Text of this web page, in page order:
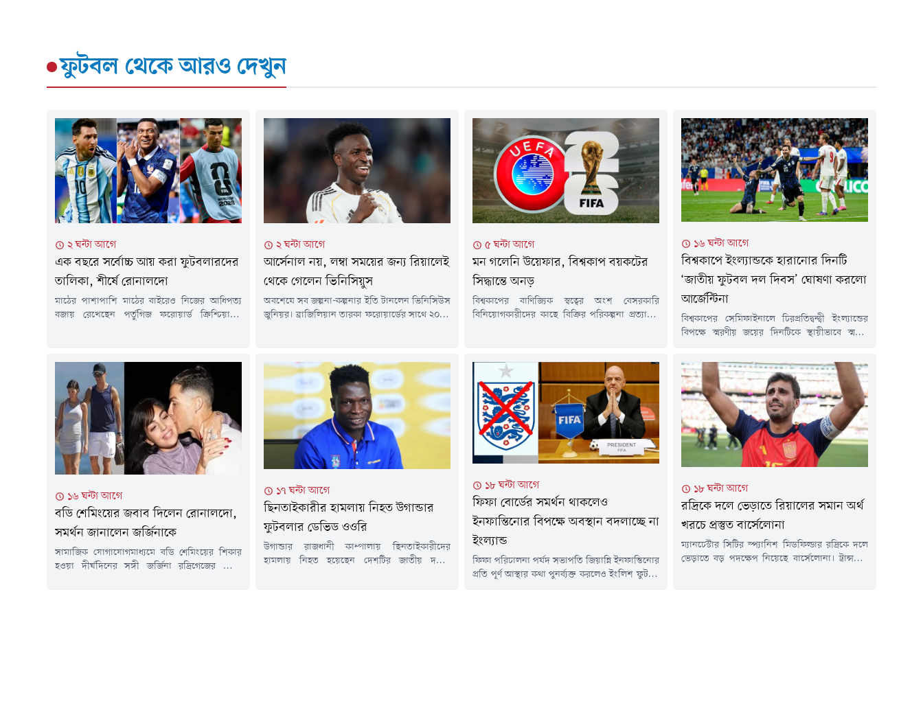
ফুটবল থেকে আরও দেখুন
২ ঘন্টা আগে
এক বছরে সর্বোচ্চ আয় করা ফুটবলারদের
তালিকা, শীর্ষে রোনালদো
মাঠের পাশাপাশি মাঠের বাইরেও নিজের আধিপত্য
বজায় রেখেছেন পর্তুগিজ ফরোয়ার্ড ক্রিশ্চিয়ানো
রয়েছেন। শেষ ১২ মাসে তাঁর আনুমানিক আয় ৩০
কোটি মার্কিন ডলার (বাংলাদেশি মুদ্রায় প্রায় ৩,৭১০
কোটি টাকা)। এর মধ্যে মাঠের বেতন ও...
২ ঘন্টা আগে
আর্সেনাল নয়, লম্বা সময়ের জন্য রিয়ালেই
থেকে গেলেন ভিনিসিয়ুস
অবশেষে সব জল্পনা-কল্পনার ইতি টানলেন ভিনিসিউস
জুনিয়র। ব্রাজিলিয়ান তারকা ফরোয়ার্ডের সাথে ২০৩২
স্প্যানিশ ক্লাবটি।চুক্তি নবায়নের ঘোষণা আসে একদিন
আগে ভিনিসিউসের প্রতিনিধিদের সাথে রিয়াল
কর্মকর্তাদের গুরুত্বপূর্ণ বৈঠকের পর। ওই বৈঠকে ক্লাব...
৫ ঘন্টা আগে
মন গলেনি উয়েফার, বিশ্বকাপ বয়কটের
সিদ্ধান্তে অনড়
বিশ্বকাপের বাণিজ্যিক স্বত্বের অংশ বেসরকারি
বিনিয়োগকারীদের কাছে বিক্রির পরিকল্পনা প্রত্যাহার
সিদ্ধান্ত এখনো বহাল রেখেছে ইউরোপীয় ফুটবলের
নিয়ন্ত্রক সংস্থাটি।বৃহস্পতিবার উয়েফা জানিয়েছে,
বয়কট প্রত্যাহারের জন্য তাদের দেওয়া শর্তগুলো পূরণ
হয়নি। একই সাথে ইনফান্তিনোর নেতৃত্বের ওপর...
১৬ ঘন্টা আগে
বিশ্বকাপে ইংল্যান্ডকে হারানোর দিনটি
‘জাতীয় ফুটবল দল দিবস’ ঘোষণা করলো
আর্জেন্টিনা
বিশ্বকাপের সেমিফাইনালে চিরপ্রতিদ্বন্দ্বী ইংল্যান্ডের
বিপক্ষে স্মরণীয় জয়ের দিনটিকে স্থায়ীভাবে স্মরণে
অ্যাসোসিয়েশন (এএফএ)। সংস্থাটি প্রতি বছরের ১৫
জুলাইকে 'জাতীয় ফুটবল দল দিবস' হিসেবে পালনের
ঘোষণা দিয়েছে।এএফএর নির্বাহী কমিটির সভায়
সর্বসম্মতিক্রমে এই সিদ্ধান্ত অনুমোদন করা হয়েছে।
সংস্থাটি জানিয়েছে, দিবসটি শুধু পুরুষ জাতীয় দলের
জন্য নয়, বরং...
১৬ ঘন্টা আগে
বডি শেমিংয়ের জবাব দিলেন রোনালদো,
সমর্থন জানালেন জর্জিনাকে
সামাজিক যোগাযোগমাধ্যমে বডি শেমিংয়ের শিকার
হওয়া দীর্ঘদিনের সঙ্গী জর্জিনা রদ্রিগেজের পাশে
১৭ ঘন্টা আগে
ছিনতাইকারীর হামলায় নিহত উগান্ডার
ফুটবলার ডেভিড ওওরি
উগান্ডার রাজধানী কাম্পালায় ছিনতাইকারীদের
হামলায় নিহত হয়েছেন দেশটির জাতীয় দলের
১৮ ঘন্টা আগে
ফিফা বোর্ডের সমর্থন থাকলেও
ইনফান্তিনোর বিপক্ষে অবস্থান বদলাচ্ছে না
ইংল্যান্ড
ফিফা পরিচালনা পর্ষদ সভাপতি জিয়ান্নি ইনফান্তিনোর
প্রতি পূর্ণ আস্থার কথা পুনর্ব্যক্ত করলেও ইংলিশ ফুটবল
১৮ ঘন্টা আগে
রদ্রিকে দলে ভেড়াতে রিয়ালের সমান অর্থ
খরচে প্রস্তুত বার্সেলোনা
ম্যানচেস্টার সিটির স্প্যানিশ মিডফিল্ডার রদ্রিকে দলে
ভেড়াতে বড় পদক্ষেপ নিয়েছে বার্সেলোনা। ট্রান্সফার